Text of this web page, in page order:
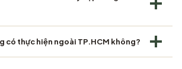
có thực hiện ngoài TP.HCM không?